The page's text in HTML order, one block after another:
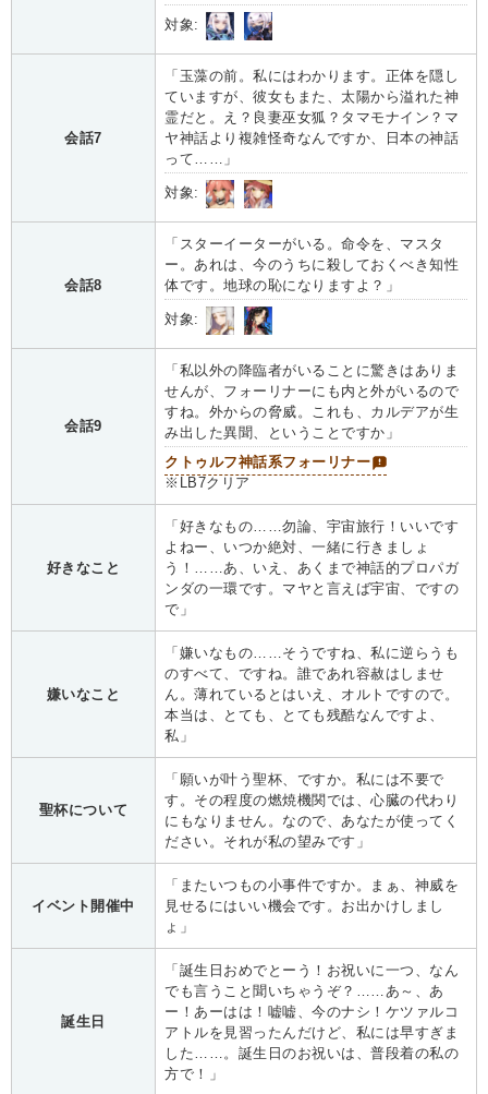
対象:
会話7
「玉藻の前。私にはわかります。正体を隠し
ていますが、彼女もまた、太陽から溢れた神
霊だと。え？良妻巫女狐？タマモナイン？マ
ヤ神話より複雑怪奇なんですか、日本の神話
って……」
対象:
会話8
「スターイーターがいる。命令を、マスタ
ー。あれは、今のうちに殺しておくべき知性
体です。地球の恥になりますよ？」
対象:
会話9
「私以外の降臨者がいることに驚きはありま
せんが、フォーリナーにも内と外がいるので
すね。外からの脅威。これも、カルデアが生
み出した異聞、ということですか」
クトゥルフ神話系フォーリナー
※LB7クリア
好きなこと
「好きなもの……勿論、宇宙旅行！いいです
よねー、いつか絶対、一緒に行きましょ
う！……あ、いえ、あくまで神話的プロパガ
ンダの一環です。マヤと言えば宇宙、ですの
で」
嫌いなこと
「嫌いなもの……そうですね、私に逆らうも
のすべて、ですね。誰であれ容赦はしませ
ん。薄れているとはいえ、オルトですので。
本当は、とても、とても残酷なんですよ、
私」
聖杯について
「願いが叶う聖杯、ですか。私には不要で
す。その程度の燃焼機関では、心臓の代わり
にもなりません。なので、あなたが使ってく
ださい。それが私の望みです」
イベント開催中
「またいつもの小事件ですか。まぁ、神威を
見せるにはいい機会です。お出かけしまし
ょ」
誕生日
「誕生日おめでとーう！お祝いに一つ、なん
でも言うこと聞いちゃうぞ？……あ～、あ
ー！あーはは！嘘嘘、今のナシ！ケツァルコ
アトルを見習ったんだけど、私には早すぎま
した……。誕生日のお祝いは、普段着の私の
方で！」